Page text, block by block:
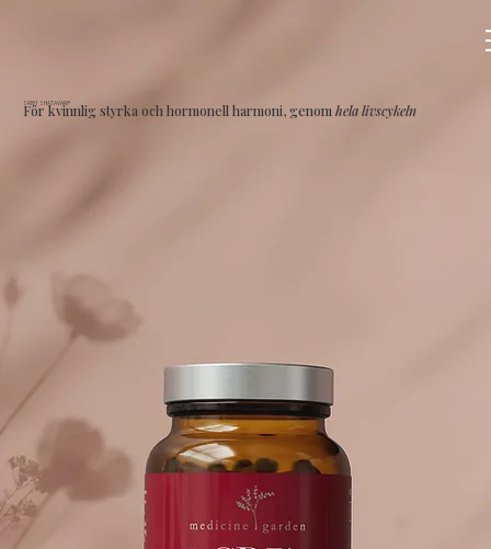
SRI81 SHATAVARI*
För kvinnlig styrka och hormonell harmoni, genomhela livscykeln